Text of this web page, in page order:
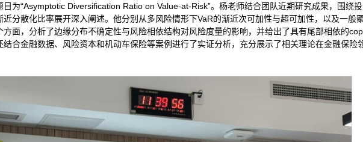
目为“Asymptotic Diversification Ratio on Value-at-Risk”。杨老师结合团队近期研究成果，围绕
分散化比率展开深入阐述。他分别从多风险情形下VaR的渐近次可加性与超可加性，以及一般
面，分析了边缘分布不确定性与风险相依结构对风险度量的影响，并给出了具有尾部相依的
合金融数据、风险资本和机动车保险等案例进行了实证分析，充分展示了相关理论在金融保险